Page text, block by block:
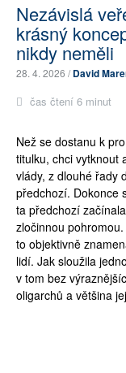
Nezávislá
krásný
nikdy neměli
28. 4. 2026 /David
čas čtení 6 minut
Než se dostanu k
titulku, chci vytknout
vlády, z dlouhé řady
předchozí. Dokonce
ta předchozí
zločinnou
to objektivně
lidí. Jak sloužila
v tom bez
oligarchů a většina